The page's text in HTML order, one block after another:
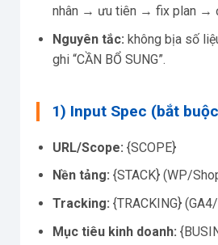
nhân → ưu tiên → fix plan →
Nguyên tắc: không bịa số
ghi “CẦN BỔ SUNG”.
1) Input Spec (bắt
URL/Scope: {SCOPE}
Nền tảng: {STACK} (WP/
Tracking: {TRACKING}
Mục tiêu kinh doanh: